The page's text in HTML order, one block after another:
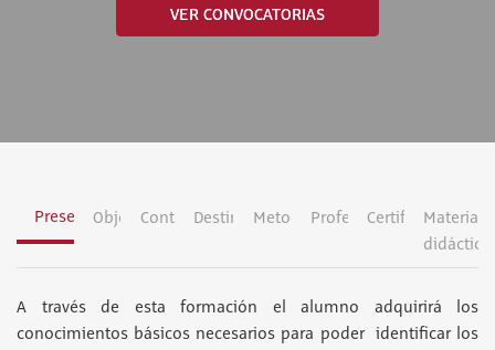
VER CONVOCATORIAS
PresentaciónObjetivosContenidosDestinatariosMetodologíaProfesoradoCertificación
Material
didáctico
A través de esta formación el alumno adquirirá los
conocimientos básicos necesarios para poder identificar los